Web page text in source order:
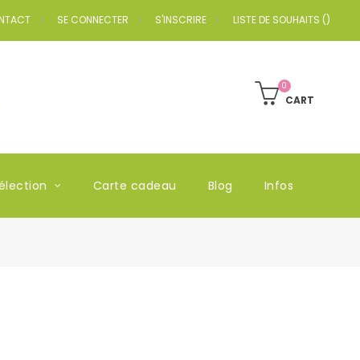
SE CONNECTER S'INSCRIRE LISTE DE SOUHAITS ()
0
CART
Carte cadeau Blog Infos